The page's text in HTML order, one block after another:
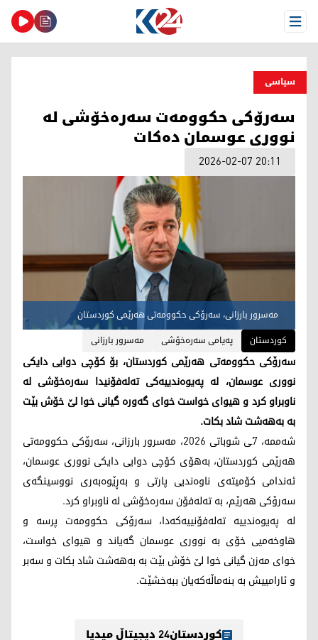
Open Menu
سیاسی
سەرۆکی حکوومەت سەرەخۆشی لە
نووری عوسمان دەکات
2026-02-07 20:11
مەسرور بارزانی، سەرۆکی حکوومەتی هەرێمی کوردستان
کوردستان
پەیامی سەرەخۆشی مەسرور بارزانی
سەرۆکی حکوومەتی هەرێمی کوردستان، بۆ کۆچی دوایی دایکی
نووری عوسمان، لە پەیوەندییەکی تەلەفۆنیدا سەرەخۆشی لە
ناوبراو کرد و هیوای خواست خوای گەورە گیانی خوا لێ خۆش بێت
بە بەهەشت شاد بکات.
شەممە، 7ـی شوباتی 2026، مەسرور بارزانی، سەرۆکی حکوومەتی
هەرێمی کوردستان، بەهۆی کۆچی دوایی دایکی نووری عوسمان،
ئەندامی کۆمیتەی ناوەندیی پارتی و بەڕێوەبەری نووسینگەی
سەرۆکی هەرێم، بە تەلەفۆن سەرەخۆشی لە ناوبراو کرد.
لە پەیوەندییە تەلەفۆنییەکەدا، سەرۆکی حکوومەت پرسە و
هاوخەمیی خۆی بە نووری عوسمان گەیاند و هیوای خواست،
خوای مەزن گیانی خوا لێ خۆش بێت بە بەهەشت شاد بکات و سەبر
و ئارامییش بە بنەماڵەکەیان ببەخشێت.
کوردستان24 دیجیتاڵ میدیا